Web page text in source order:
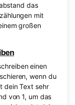
das
mit
großen
einen
wenn du
dein Text sehr
von 1, um das